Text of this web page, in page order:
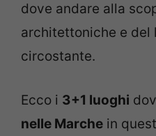
dove andare alla
architettoniche e del
circostante.
Ecco i 3+1 luoghi
nelle Marche in